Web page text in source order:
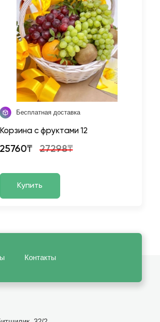
Бесплатная доставка
Корзина с фруктами 12
25760₸ 27298₸
Купить
Контакты